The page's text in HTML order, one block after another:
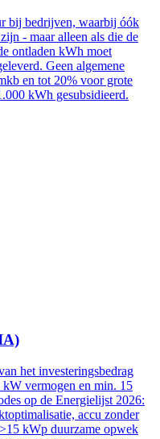
bij bedrijven, waarbij óók
- maar alleen als die de
ontladen kWh moet
Geen algemene
en tot 20% voor grote
kWh gesubsidieerd.
het investeringsbedrag
vermogen en min. 15
op de Energielijst 2026:
accu zonder
kWp duurzame opwek